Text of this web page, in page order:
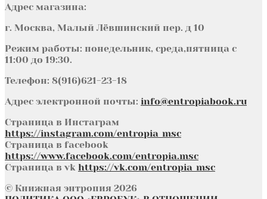
Адрес магазина:
г. Москва, Малый Лёвшинский пер. д 10
Режим работы: понедельник, среда,пятница с
11:00 до 19:30.
Телефон: 8(916)621-23-18
Адрес электронной почты: info@entropiabook.ru
Страница в Инстаграм
https://instagram.com/entropia_msc
Страница в facebook
https://www.facebook.com/entropia.msc
Страница в vk https://vk.com/entropia_msc
© Книжная энтропия 2026